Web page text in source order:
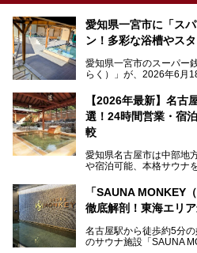
愛知県一宮市に「ス
ン！多彩な浴槽やス
愛知県一宮市のスーパー
らく）」が、2026年6月
この地で30年にわたり
地元住民をはじめオープ
ないでしょうか。
老朽化した設備の補修を
ってきたというだけあっ
以前の4倍に拡張したと
容の巨大なスタジアムサ
までまるごと楽しめる
今回は、全面リニューア
【2026年最新】名古
選！24時間営業・宿
較
愛知県名古屋市は中部地
や宿泊可能、本格サウナ
そのため、「日々の仕事
い」「休日に時間を忘れ
くある点が魅力です！
「SAUNA MONKEY
徹底解剖！東海エリ
名古屋駅から徒歩約5分
のサウナ施設「SAUNA